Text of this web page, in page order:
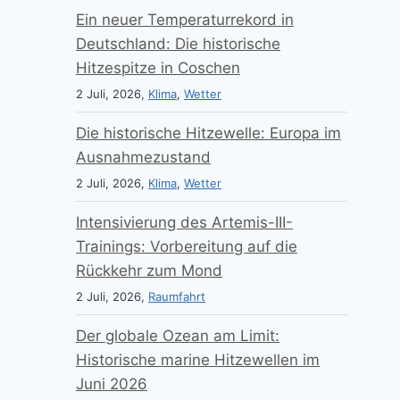
Ein neuer Temperaturrekord in
Deutschland: Die historische
Hitzespitze in Coschen
2 Juli, 2026, Klima, Wetter
Die historische Hitzewelle: Europa im
Ausnahmezustand
2 Juli, 2026, Klima, Wetter
Intensivierung des Artemis-III-
Trainings: Vorbereitung auf die
Rückkehr zum Mond
2 Juli, 2026, Raumfahrt
Der globale Ozean am Limit:
Historische marine Hitzewellen im
Juni 2026